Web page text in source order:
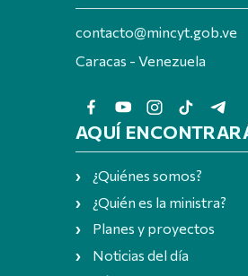
contacto@mincyt.gob.ve
Caracas - Venezuela
AQUÍ
¿Quiénes somos?
¿Quién es la ministra?
Planes y proyectos
Noticias del día